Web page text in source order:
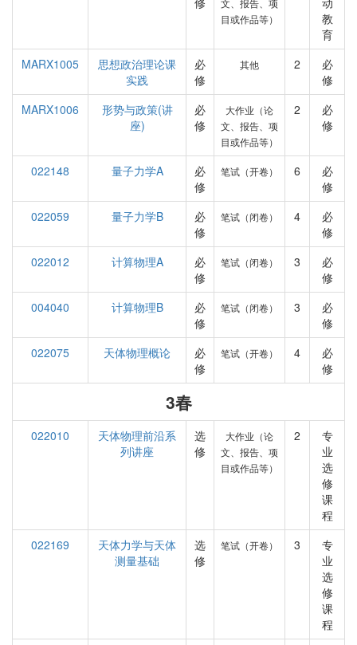
文、报告、项
目或作品等）
教
育
MARX1005
思想政治理论课
实践
必
修
其他 2
必
修
MARX1006
形势与政策(讲
座)
必
修
大作业（论
文、报告、项
目或作品等）
2
必
修
022148 量子力学A
必
修
笔试（开卷） 6
必
修
022059
量子力学B
必
修
笔试（闭卷） 4
必
修
022012
计算物理A
必
修
笔试（闭卷） 3
必
修
004040
计算物理B
必
修
笔试（闭卷） 3
必
修
022075
天体物理概论
必
修
笔试（开卷） 4
必
修
3春
022010
天体物理前沿系
列讲座
选
修
大作业（论
文、报告、项
目或作品等）
2
专
业
选
修
课
程
022169
天体力学与天体
测量基础
选
修
笔试（开卷） 3
专
业
选
修
课
程